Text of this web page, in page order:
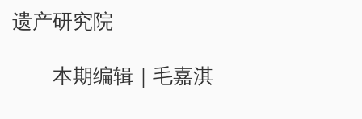
遗产研究院
本期编辑｜毛嘉淇